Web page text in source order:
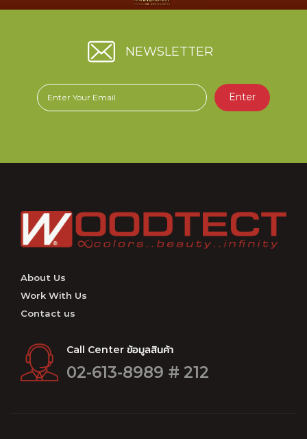
NEWSLETTER
Enter
About Us
Work With Us
Contact us
Call Center ข้อมูลสินค้า
02-613-8989 # 212